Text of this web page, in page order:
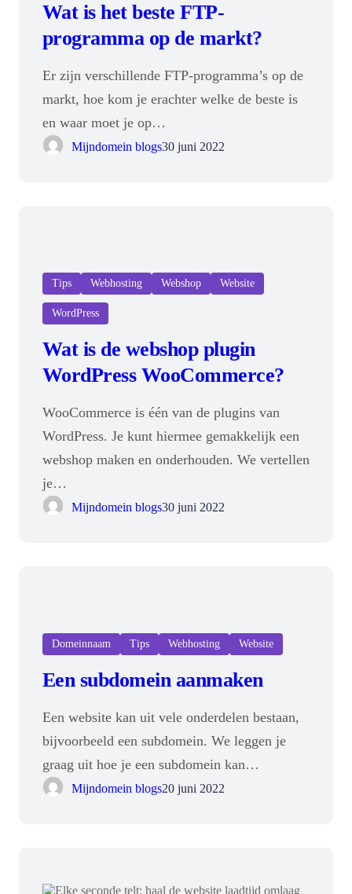
Wat is het beste FTP-
programma op de markt?
Er zijn verschillende FTP-programma’s op de
markt, hoe kom je erachter welke de beste is
en waar moet je op…
Mijndomein blogs30 juni 2022
Tips Webhosting Webshop Website
WordPress
Wat is de webshop plugin
WordPress WooCommerce?
WooCommerce is één van de plugins van
WordPress. Je kunt hiermee gemakkelijk een
webshop maken en onderhouden. We vertellen
je…
Mijndomein blogs30 juni 2022
Domeinnaam Tips Webhosting Website
Een subdomein aanmaken
Een website kan uit vele onderdelen bestaan,
bijvoorbeeld een subdomein. We leggen je
graag uit hoe je een subdomein kan…
Mijndomein blogs20 juni 2022